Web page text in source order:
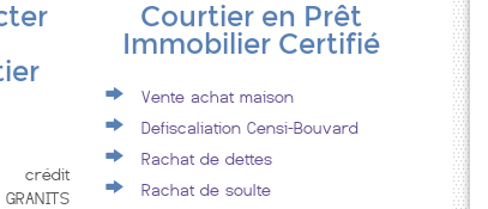
crédit
Courtier en Prêt
Immobilier Certifié
Vente achat maison
Defiscaliation Censi-Bouvard
Rachat de dettes
Rachat de soulte